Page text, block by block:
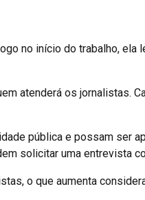
no início do trabalho,
atenderá os jornalistas.
pública e possam ser
solicitar uma entrevista
o que aumenta